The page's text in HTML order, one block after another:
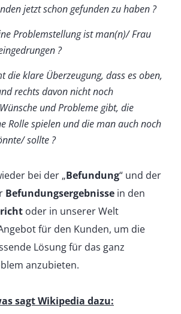
jetzt schon gefunden zu haben ?
Problemstellung ist man(n)/ Frau
?
die klare Überzeugung, dass es oben,
rechts davon nicht noch
und Probleme gibt, die
Rolle spielen und die man auch noch
sollte ?
bei der „Befundung“ und der
Befundungsergebnisse in den
oder in unserer Welt
für den Kunden, um die
Lösung für das ganz
anzubieten.
sagt Wikipedia dazu: